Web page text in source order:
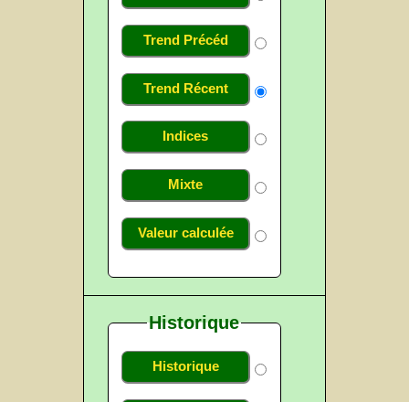
Trend Précéd
Trend Récent
Indices
Mixte
Valeur calculée
Historique
Historique